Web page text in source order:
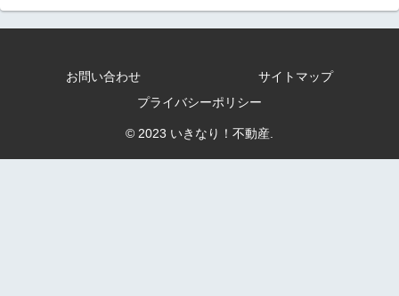
お問い合わせ
サイトマップ
プライバシーポリシー
© 2023 いきなり！不動産.